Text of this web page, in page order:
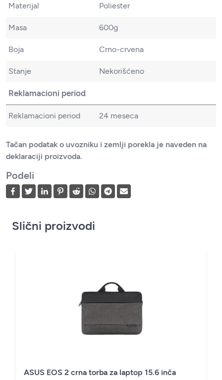
Materijal Poliester
Masa 600g
Boja Crno-crvena
Stanje Nekorišćeno
Reklamacioni period
Reklamacioni period 24 meseca
Tačan podatak o uvozniku i zemlji porekla je naveden na
deklaraciji proizvoda.
Podeli
Slični proizvodi
ASUS EOS 2 crna torba za laptop 15.6 inča